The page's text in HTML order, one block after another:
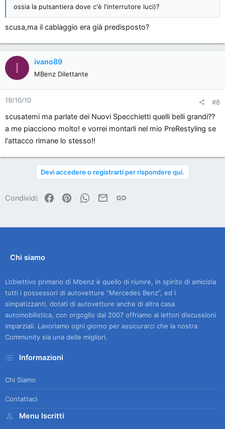
ossia la pulsantiera dove c'è l'interrutore luci)?
scusa,ma il cablaggio era già predisposto?
I ivano89
MBenz Dilettante
19/10/10 #8
scusatemi ma parlate dei Nuovi Specchietti quelli belli grandi??
a me piacciono molto! e vorrei montarli nel mio PreRestyling se
l'attacco rimane lo stesso!!
Devi accedere o registrarti per rispondere qui.
Condividi: FacebookPinterestWhatsApp
Email
Chi siamo
L’obiettivo primario di Mbenz è quello di riunire, in spirito di amicizia
tutti i possessori di autovetture “Mercedes Benz”, ed i
simpatizzanti, dotati di autovetture anche di altra casa
automobilistica, con orgoglio dal 2007 offriamo ai lettori discussioni
imparziali. Lavoriamo ogni giorno per assicurarci che la nostra
Community sia una delle migliori.
Informazioni
Chi Siamo
Contattaci
Menu Iscritti